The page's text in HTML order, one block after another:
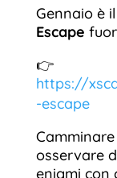
Gennaio è
Escape
👉
https://
-escape
osservare
enigmi con